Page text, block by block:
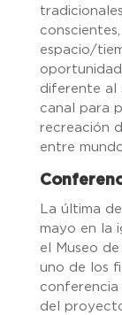
espacio/
diferente al
canal para
recreación
entre
La última
mayo en la
el Museo
uno de los
conferencia
del